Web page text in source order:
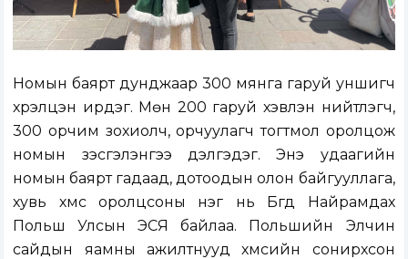
Номын баярт дунджаар 300 мянга гаруй уншигч
хүрэлцэн ирдэг. Мөн 200 гаруй хэвлэн нийтлэгч,
300 орчим зохиолч, орчуулагч тогтмол оролцож
номын үзэсгэлэнгээ дэлгэдэг. Энэ удаагийн
номын баярт гадаад, дотоодын олон байгууллага,
хувь хүмүүс оролцсоны нэг нь Бүгд Найрамдах
Польш Улсын ЭСЯ байлаа. Польшийн Элчин
сайдын яамны ажилтнууд хүмүүсийн сонирхсон